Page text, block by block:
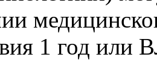
1 год или